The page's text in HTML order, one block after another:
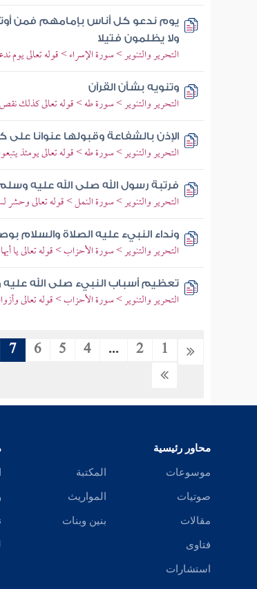
يوم ندعو كل أناس بإمامهم فمن
ولا يظلمون فتيلا
التحرير والتنوير > سورة الإسراء > قوله تعالى يوم
وتنويه بشأن القرآن
التحرير والتنوير > سورة طه > قوله تعالى كذلك
الإذن بالشفاعة وقبولها عنوانا على
التحرير والتنوير > سورة طه > قوله تعالى يومئذ
فرتبة رسول الله صلى الله عليه
التحرير والتنوير > سورة النمل > قوله تعالى
ونداء النبيء عليه الصلاة والسلام
التحرير والتنوير > سورة الأحزاب > قوله تعالى يا
تعظيم أسباب النبيء صلى الله
التحرير والتنوير > سورة الأحزاب > قوله تعالى
1
2
...
4
5
6
7
محاور رئيسية
موسوعات
صوتيات
مقالات
فتاوى
استشارات
المكتبة
المواريث
بنين وبنات